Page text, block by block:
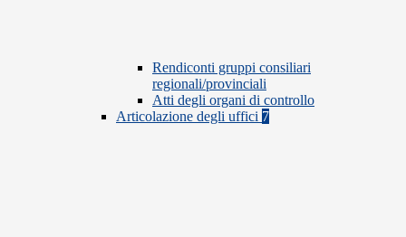
Rendiconti gruppi consiliari
regionali/provinciali
Atti degli organi di controllo
Articolazione degli uffici 7